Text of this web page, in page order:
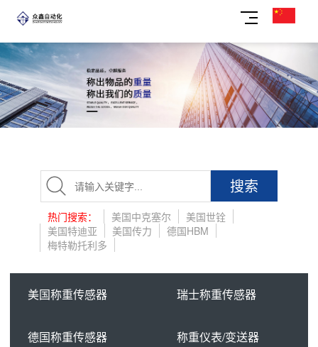
搜索
热门搜索： 美国中克塞尔
美国世铨
美国特迪亚
美国传力
德国HBM
梅特勒托利多
美国称重传感器 瑞士称重传感器
德国称重传感器 称重仪表/变送器